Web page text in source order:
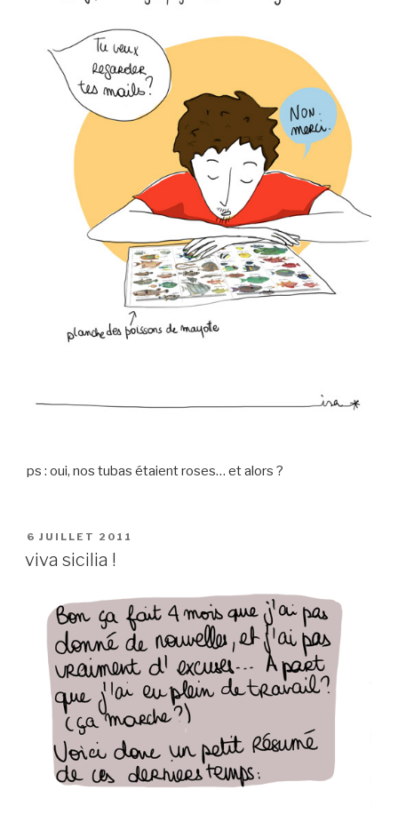
ps : oui, nos tubas étaient roses… et alors ?
PUBLIÉ
LE
6 JUILLET 2011
viva sicilia !